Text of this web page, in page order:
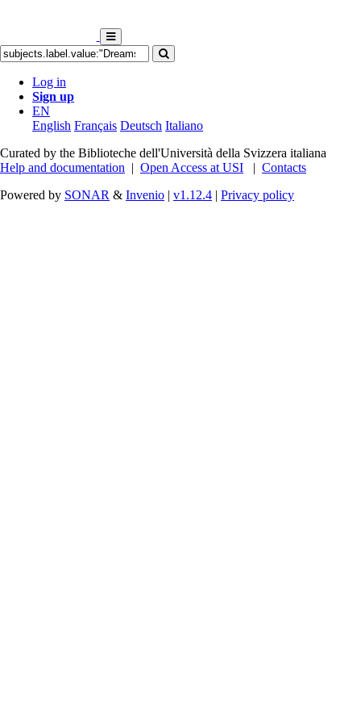
Log in
Sign up
EN
English Français Deutsch Italiano
Curated by the Biblioteche dell'Università della Svizzera italiana
Help and documentation | Open Access at USI | Contacts
Powered by SONAR & Invenio | v1.12.4 | Privacy policy